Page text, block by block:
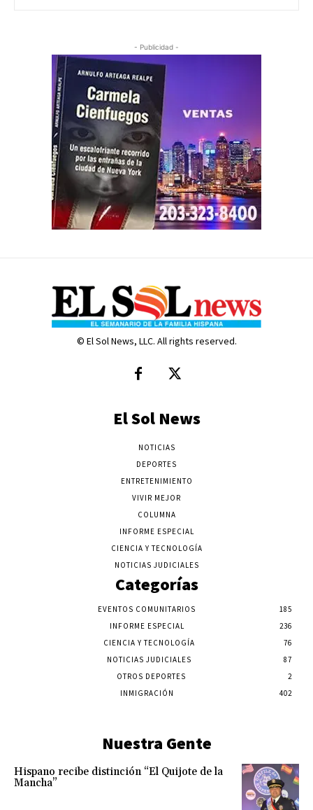
- Publicidad -
© El Sol News, LLC. All rights reserved.
El Sol News
NOTICIAS
DEPORTES
ENTRETENIMIENTO
VIVIR MEJOR
COLUMNA
INFORME ESPECIAL
CIENCIA Y TECNOLOGÍA
NOTICIAS JUDICIALES
Categorías
EVENTOS COMUNITARIOS
185
INFORME ESPECIAL
236
CIENCIA Y TECNOLOGÍA
76
NOTICIAS JUDICIALES
87
OTROS DEPORTES
2
INMIGRACIÓN
402
Nuestra Gente
Hispano recibe distinción “El Quijote de la
Mancha”